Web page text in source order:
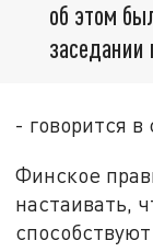
об этом
заседании
- говорится
Финское
настаивать,